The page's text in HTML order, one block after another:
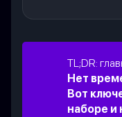
TL;DR:
Нет
Вот
наборе и